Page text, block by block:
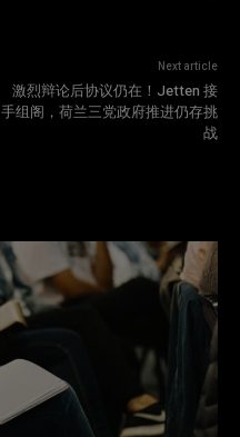
Next article
激烈辩论后协议仍在！Jetten 接
手组阁，荷兰三党政府推进仍存挑
战